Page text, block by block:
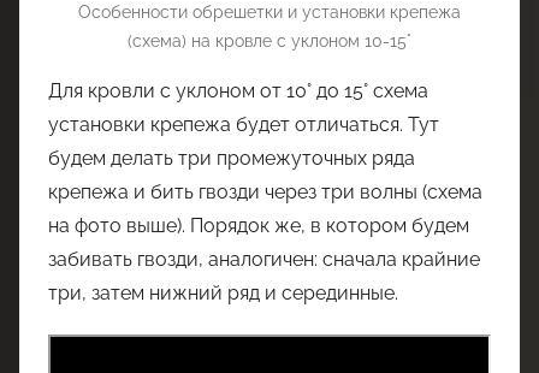
Особенности обрешетки и установки крепежа
(схема) на кровле с уклоном 10-15°
Для кровли с уклоном от 10° до 15° схема
установки крепежа будет отличаться. Тут
будем делать три промежуточных ряда
крепежа и бить гвозди через три волны (схема
на фото выше). Порядок же, в котором будем
забивать гвозди, аналогичен: сначала крайние
три, затем нижний ряд и серединные.